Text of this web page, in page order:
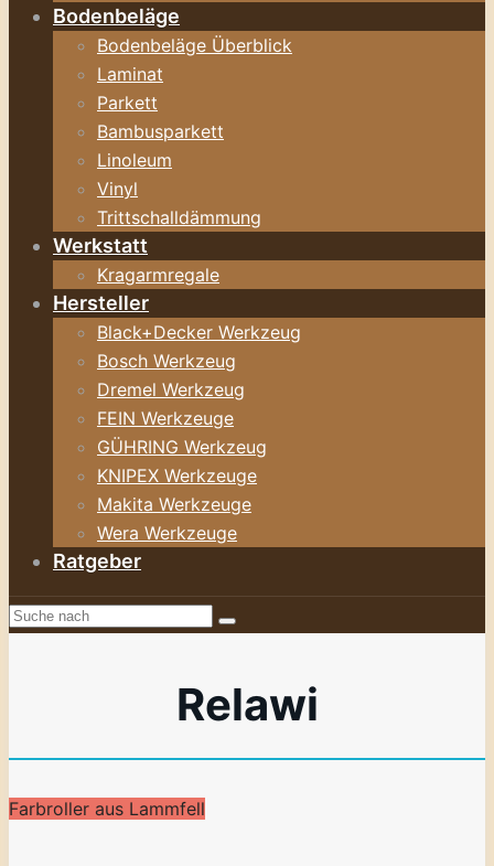
Bodenbeläge
Bodenbeläge Überblick
Laminat
Parkett
Bambusparkett
Linoleum
Vinyl
Trittschalldämmung
Werkstatt
Kragarmregale
Hersteller
Black+Decker Werkzeug
Bosch Werkzeug
Dremel Werkzeug
FEIN Werkzeuge
GÜHRING Werkzeug
KNIPEX Werkzeuge
Makita Werkzeuge
Wera Werkzeuge
Ratgeber
Relawi
Farbroller aus Lammfell